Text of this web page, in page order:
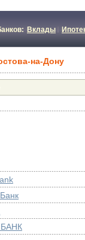
Вклады
на-Дону